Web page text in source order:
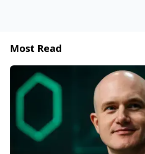
Most Read